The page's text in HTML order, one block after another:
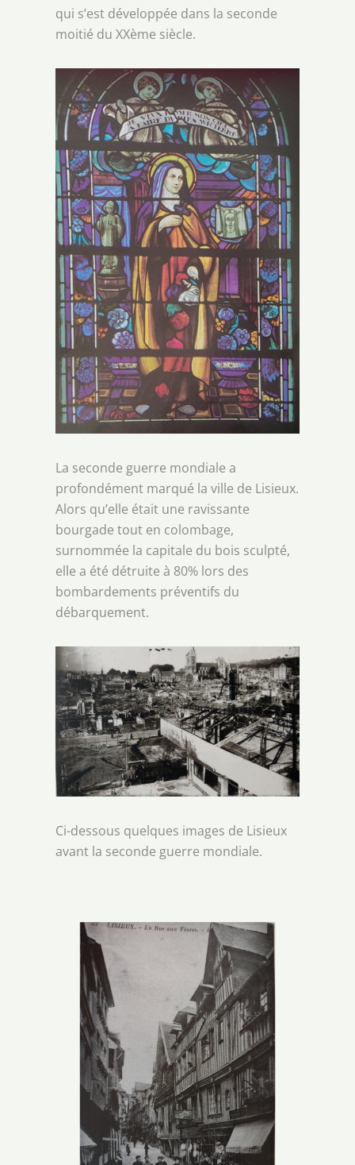
qui s’est développée dans la seconde
moitié du XXème siècle.
La seconde guerre mondiale a
profondément marqué la ville de Lisieux.
Alors qu’elle était une ravissante
bourgade tout en colombage,
surnommée la capitale du bois sculpté,
elle a été détruite à 80% lors des
bombardements préventifs du
débarquement.
Ci-dessous quelques images de Lisieux
avant la seconde guerre mondiale.